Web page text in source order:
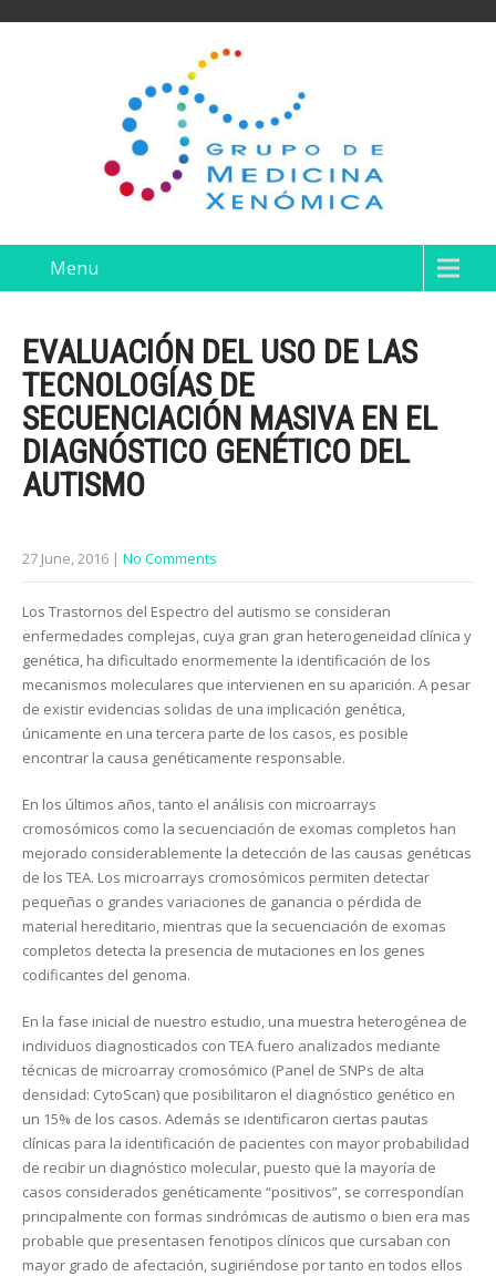
Menu
EVALUACIÓN DEL USO DE LAS
TECNOLOGÍAS DE
SECUENCIACIÓN MASIVA EN EL
DIAGNÓSTICO GENÉTICO DEL
AUTISMO
27 June, 2016 | No Comments
Los Trastornos del Espectro del autismo se consideran
enfermedades complejas, cuya gran gran heterogeneidad clínica y
genética, ha dificultado enormemente la identificación de los
mecanismos moleculares que intervienen en su aparición. A pesar
de existir evidencias solidas de una implicación genética,
únicamente en una tercera parte de los casos, es posible
encontrar la causa genéticamente responsable.
En los últimos años, tanto el análisis con microarrays
cromosómicos como la secuenciación de exomas completos han
mejorado considerablemente la detección de las causas genéticas
de los TEA. Los microarrays cromosómicos permiten detectar
pequeñas o grandes variaciones de ganancia o pérdida de
material hereditario, mientras que la secuenciación de exomas
completos detecta la presencia de mutaciones en los genes
codificantes del genoma.
En la fase inicial de nuestro estudio, una muestra heterogénea de
individuos diagnosticados con TEA fuero analizados mediante
técnicas de microarray cromosómico (Panel de SNPs de alta
densidad: CytoScan) que posibilitaron el diagnóstico genético en
un 15% de los casos. Además se identificaron ciertas pautas
clínicas para la identificación de pacientes con mayor probabilidad
de recibir un diagnóstico molecular, puesto que la mayoría de
casos considerados genéticamente “positivos”, se correspondían
principalmente con formas sindrómicas de autismo o bien era mas
probable que presentasen fenotipos clínicos que cursaban con
mayor grado de afectación, sugiriéndose por tanto en todos ellos